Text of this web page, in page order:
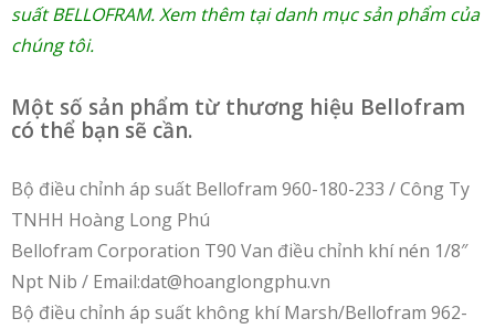
suất BELLOFRAM. Xem thêm tại danh mụcsản phẩm của
chúng tôi.
Một số sản phẩm từ thương hiệu Bellofram
có thể bạn sẽ cần.
Bộ điều chỉnh áp suất Bellofram 960-180-233 / Công Ty
TNHH Hoàng Long Phú
Bellofram Corporation T90 Van điều chỉnh khí nén 1/8″
Npt Nib / Email:dat@hoanglongphu.vn
Bộ điều chỉnh áp suất không khí Marsh/Bellofram 962-